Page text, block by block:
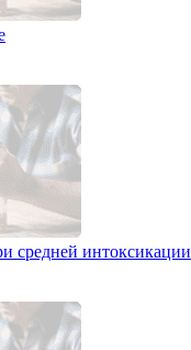
средней интоксикации